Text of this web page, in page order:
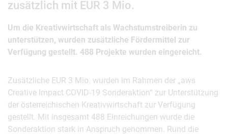
zusätzlich mit EUR 3 Mio.
Um die Kreativwirtschaft als Wachstumstreiberin zu
unterstützen, wurden zusätzliche Fördermittel zur
Verfügung gestellt. 488 Projekte wurden eingereicht.
Zusätzliche EUR 3 Mio. wurden im Rahmen der „aws
Creative Impact COVID-19 Sonderaktion“ zur Unterstützung
der österreichischen Kreativwirtschaft zur Verfügung
gestellt. Mit insgesamt 488 Einreichungen wurde die
Sonderaktion stark in Anspruch genommen. Rund die